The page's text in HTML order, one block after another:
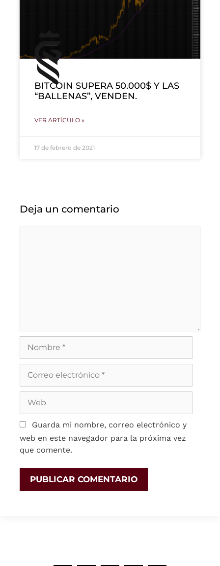
BITCOIN SUPERA 50.000$ Y LAS
“BALLENAS”, VENDEN.
VER ARTÍCULO »
17 de febrero de 2021
Deja un comentario
Guarda mi nombre, correo electrónico y
web en este navegador para la próxima vez
que comente.